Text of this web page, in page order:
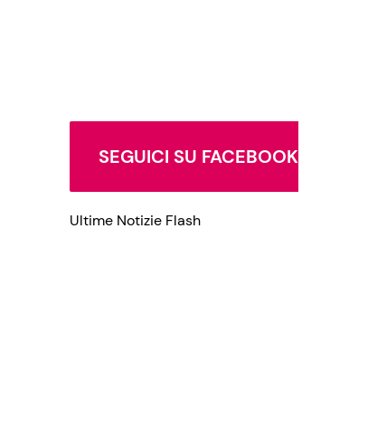
SEGUICI SU FACEBOOK
Ultime Notizie Flash